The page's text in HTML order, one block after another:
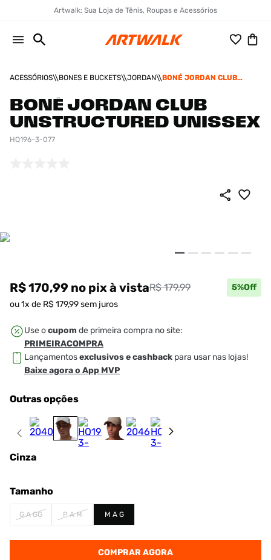
Artwalk: Sua Loja de Tênis, Roupas e Acessórios
ACESSÓRIOS BONES E BUCKETS JORDAN
BONÉ JORDAN CLUB
BONÉ JORDAN CLUB
UNSTRUCTURED UNISSEX
HQ196-3-077
R$ 170,99 no pixà vistaR$ 179,99 5%Off
ou1x de R$ 179,99sem juros
Use ocupom de primeira compra no site:
PRIMEIRACOMPRA
Lançamentosexclusivos e cashback para usar nas lojas!
Baixe agora o App MVP
Outras opções
Cinza
Tamanho
G A GG P A M M A G
COMPRAR AGORA